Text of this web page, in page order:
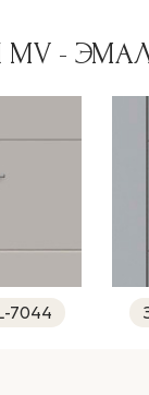
MV -
7044